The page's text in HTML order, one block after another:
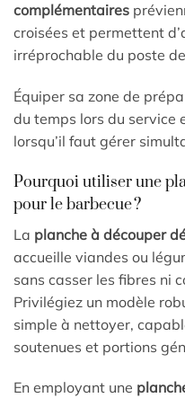
complémentaires
croisées et permettent
irréprochable du poste
Équiper sa zone de
du temps lors du service
lorsqu’il faut gérer
Pourquoi utiliser une
pour le barbecue ?
La planche à découper
accueille viandes ou
sans casser les fibres ni
Privilégiez un modèle
simple à nettoyer,
soutenues et portions
En employant une